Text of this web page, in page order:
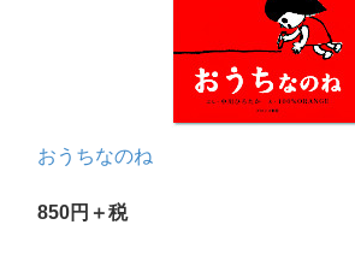
おうちなのね
850円＋税